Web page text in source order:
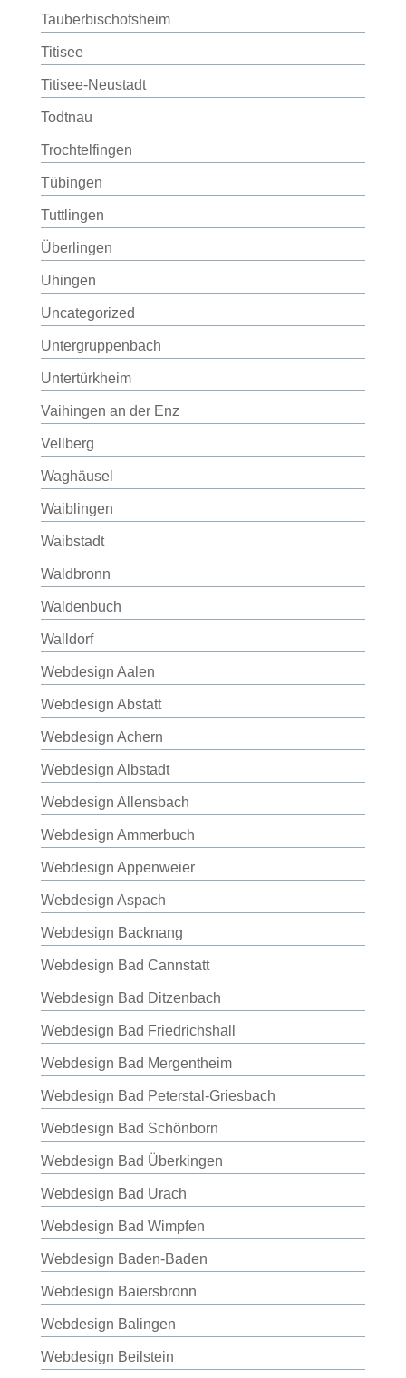
Tauberbischofsheim
Titisee
Titisee-Neustadt
Todtnau
Trochtelfingen
Tübingen
Tuttlingen
Überlingen
Uhingen
Uncategorized
Untergruppenbach
Untertürkheim
Vaihingen an der Enz
Vellberg
Waghäusel
Waiblingen
Waibstadt
Waldbronn
Waldenbuch
Walldorf
Webdesign Aalen
Webdesign Abstatt
Webdesign Achern
Webdesign Albstadt
Webdesign Allensbach
Webdesign Ammerbuch
Webdesign Appenweier
Webdesign Aspach
Webdesign Backnang
Webdesign Bad Cannstatt
Webdesign Bad Ditzenbach
Webdesign Bad Friedrichshall
Webdesign Bad Mergentheim
Webdesign Bad Peterstal-Griesbach
Webdesign Bad Schönborn
Webdesign Bad Überkingen
Webdesign Bad Urach
Webdesign Bad Wimpfen
Webdesign Baden-Baden
Webdesign Baiersbronn
Webdesign Balingen
Webdesign Beilstein